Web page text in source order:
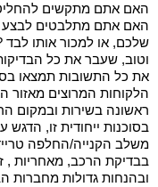
האם אתם מתלבטים לבצע
שלכם, או למכור אותו
וטוב, שעבר את כל
את כל התשובות תמצאו
הלקוחות המרוצים מאזור
ראשונה בשירות ובמקום
בסוכנות ייחודית זו, הדגש
משלב הקנייה/החלפה
בבדיקת הרכב, מאחריות ,
ובהנחות גדולות מחברות